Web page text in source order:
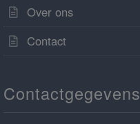
Over ons
Contact
Contactgegevens